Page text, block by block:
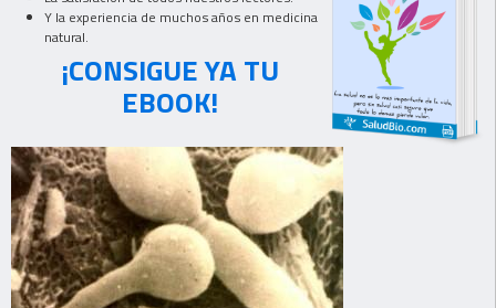
Y la experiencia de muchos años en medicina
natural.
¡CONSIGUE YA TU
EBOOK!